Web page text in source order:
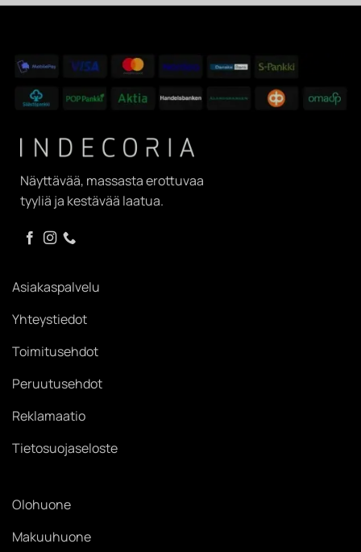
Näyttävää, massasta erottuvaa
tyyliä ja kestävää laatua.
Asiakaspalvelu
Yhteystiedot
Toimitusehdot
Peruutusehdot
Reklamaatio
Tietosuojaseloste
Olohuone
Makuuhuone